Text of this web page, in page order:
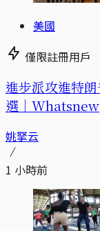
美國
僅限註冊用戶
進步派攻進特
選｜Whatsnew
姚拏云
1 小時前